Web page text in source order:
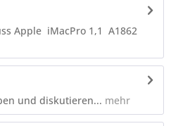
Apple iMacPro 1,1 A1862
und diskutieren... mehr